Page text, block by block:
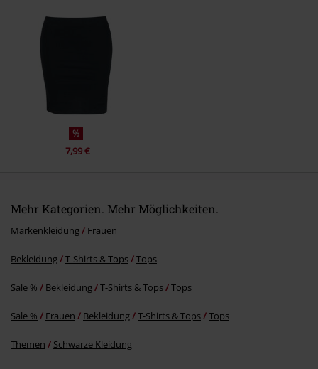
Kommentar jetzt abschicken!
%
7,99 €
Mehr Kategorien. Mehr Möglichkeiten.
Markenkleidung Frauen
Bekleidung T-Shirts & Tops Tops
Sale % Bekleidung T-Shirts & Tops Tops
Sale % Frauen Bekleidung T-Shirts & Tops Tops
Themen Schwarze Kleidung